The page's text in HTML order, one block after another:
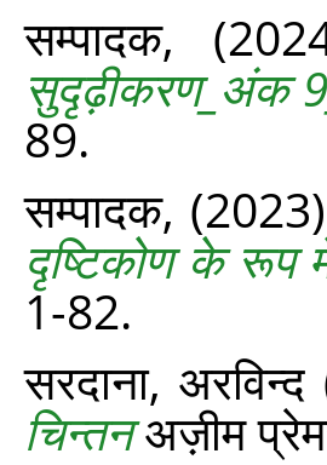
सम्‍पादक,
सुदृढ़ीकरण_अंक
89.
सम्‍पादक, (2023)
दृष्टिकोण के रूप
1-82.
सरदाना, अरविन्द
चिन्तनअज़ीम